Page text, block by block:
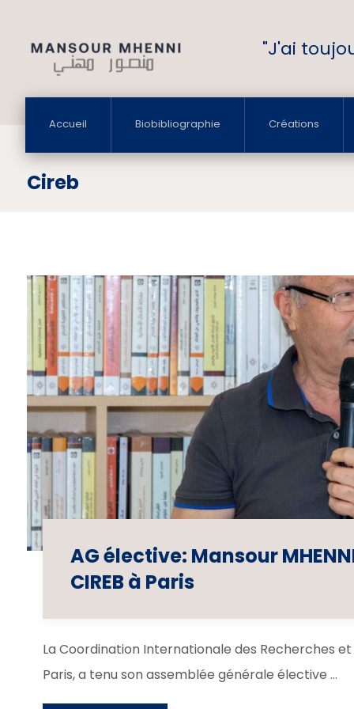
"J'ai
Accueil Biobibliographie Créations
Cireb
AG élective: Mansour
CIREB à Paris
La Coordination Internationale des Recherches
Paris, a tenu son assemblée générale élective ...